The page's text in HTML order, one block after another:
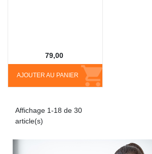
AJOUTER AU PANIER
79,00
Affichage 1-18 de 30
article(s)